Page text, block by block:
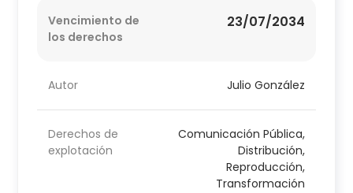
Vencimiento de
los derechos
23/07/2034
Autor Julio González
Derechos de
explotación
Comunicación Pública,
Distribución,
Reproducción,
Transformación